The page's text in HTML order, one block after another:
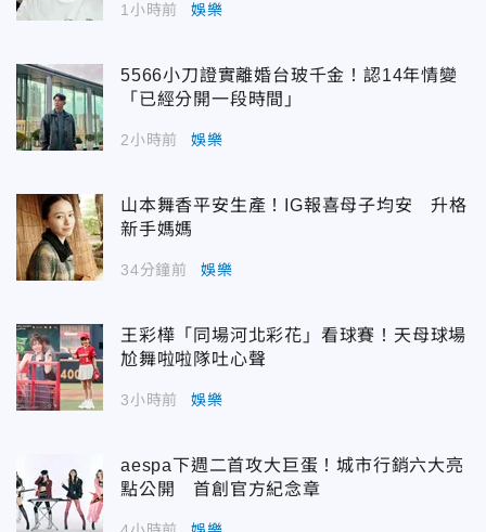
1小時前 娛樂
5566小刀證實離婚台玻千金！認14年情變
「已經分開一段時間」
2小時前 娛樂
山本舞香平安生產！IG報喜母子均安 升格
新手媽媽
34分鐘前 娛樂
王彩樺「同場河北彩花」看球賽！天母球場
尬舞啦啦隊吐心聲
3小時前 娛樂
aespa下週二首攻大巨蛋！城市行銷六大亮
點公開 首創官方紀念章